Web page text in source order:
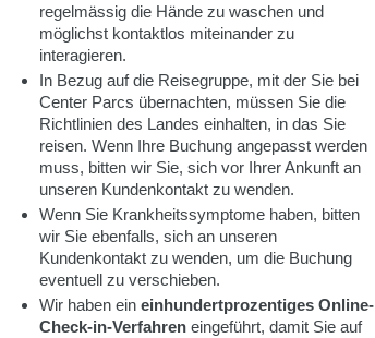
regelmässig die Hände zu waschen und
möglichst kontaktlos miteinander zu
interagieren.
In Bezug auf die Reisegruppe, mit der Sie bei
Center Parcs übernachten, müssen Sie die
Richtlinien des Landes einhalten, in das Sie
reisen. Wenn Ihre Buchung angepasst werden
muss, bitten wir Sie, sich vor Ihrer Ankunft an
unseren Kundenkontakt zu wenden.
Wenn Sie Krankheitssymptome haben, bitten
wir Sie ebenfalls, sich an unseren
Kundenkontakt zu wenden, um die Buchung
eventuell zu verschieben.
Wir haben eineinhundertprozentiges Online-
Check-in-Verfahren eingeführt, damit Sie auf